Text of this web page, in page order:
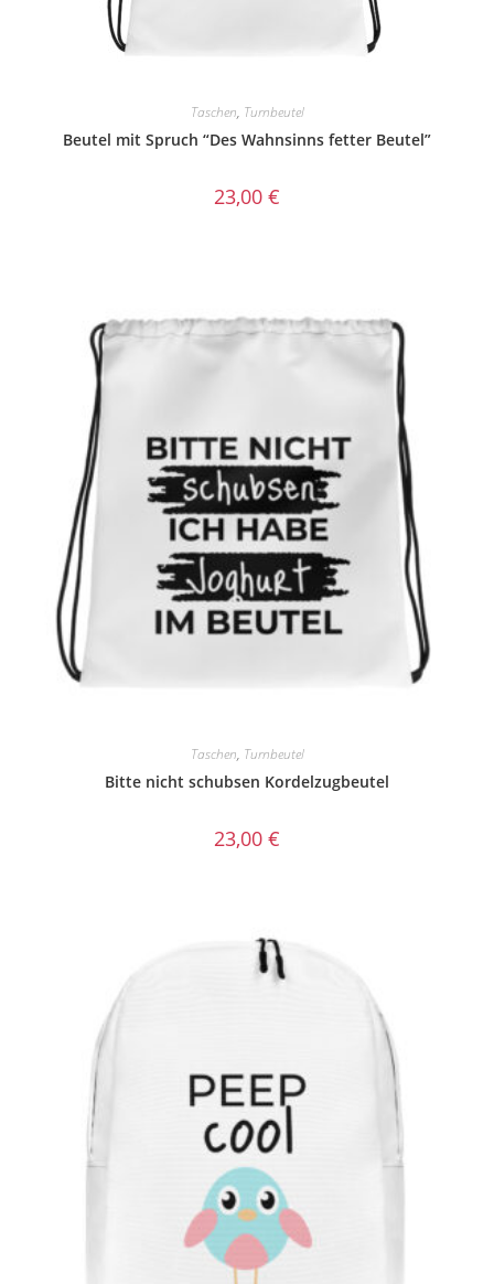
Taschen, Turnbeutel
Beutel mit Spruch “Des Wahnsinns fetter Beutel”
23,00 €
Taschen, Turnbeutel
Bitte nicht schubsen Kordelzugbeutel
23,00 €